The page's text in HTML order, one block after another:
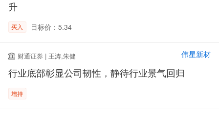
升
买入 目标价：5.34
财通证券 | 王涛,朱健 伟星新材
行业底部彰显公司韧性，静待行业景气回归
增持